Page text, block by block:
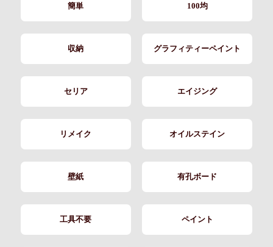
簡単 100均
収納 グラフィティーペイント
セリア エイジング
リメイク オイルステイン
壁紙 有孔ボード
工具不要 ペイント